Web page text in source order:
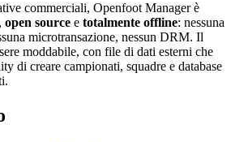
commerciali, Openfoot Manager è
, open source e totalmente offline: nessuna
microtransazione, nessun DRM. Il
moddabile, con file di dati esterni che
di creare campionati, squadre e database